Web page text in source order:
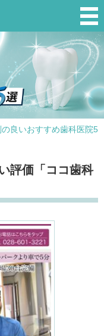
良いおすすめ歯科医院5
評価「ココ歯科